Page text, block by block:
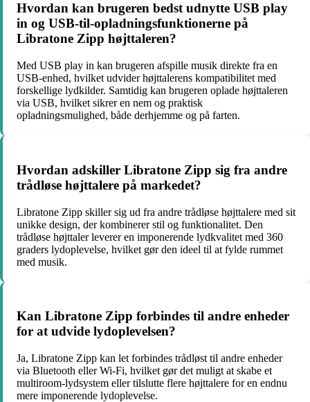
Hvordan kan brugeren bedst udnytte USB play
in og USB-til-opladningsfunktionerne på
Libratone Zipp højttaleren?
Med USB play in kan brugeren afspille musik direkte fra en
USB-enhed, hvilket udvider højttalerens kompatibilitet med
forskellige lydkilder. Samtidig kan brugeren oplade højttaleren
via USB, hvilket sikrer en nem og praktisk
opladningsmulighed, både derhjemme og på farten.
Hvordan adskiller Libratone Zipp sig fra andre
trådløse højttalere på markedet?
Libratone Zipp skiller sig ud fra andre trådløse højttalere med sit
unikke design, der kombinerer stil og funktionalitet. Den
trådløse højttaler leverer en imponerende lydkvalitet med 360
graders lydoplevelse, hvilket gør den ideel til at fylde rummet
med musik.
Kan Libratone Zipp forbindes til andre enheder
for at udvide lydoplevelsen?
Ja, Libratone Zipp kan let forbindes trådløst til andre enheder
via Bluetooth eller Wi-Fi, hvilket gør det muligt at skabe et
multiroom-lydsystem eller tilslutte flere højttalere for en endnu
mere imponerende lydoplevelse.